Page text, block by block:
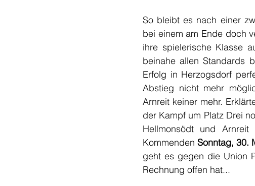
So bleibt es nach einer
bei einem am Ende doch
ihre spielerische Klasse
beinahe allen Standards
Erfolg in Herzogsdorf
Abstieg nicht mehr
Arnreit keiner mehr.
der Kampf um Platz Drei
Hellmonsödt und
Kommenden Sonntag, 30.
geht es gegen die Union
Rechnung offen hat...